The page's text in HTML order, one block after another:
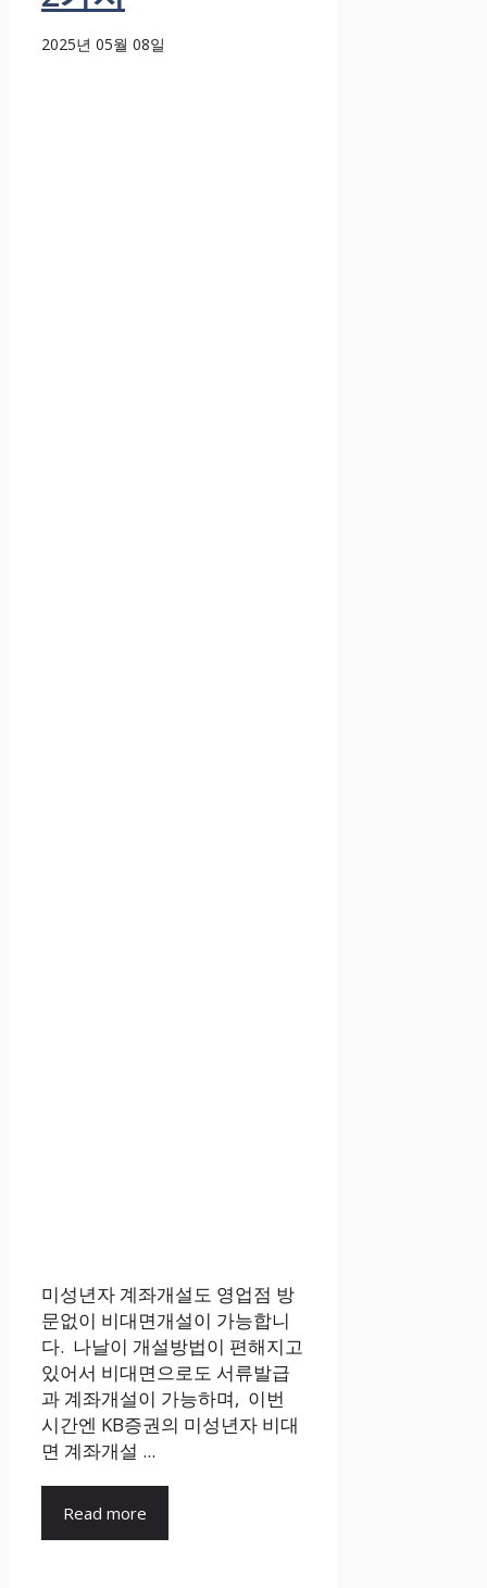
2025년 05월 08일
미성년자 계좌개설도 영업점 방
문없이 비대면개설이 가능합니
다. 나날이 개설방법이 편해지고
있어서 비대면으로도 서류발급
과 계좌개설이 가능하며, 이번
시간엔 KB증권의 미성년자 비대
면 계좌개설 ...
Read more